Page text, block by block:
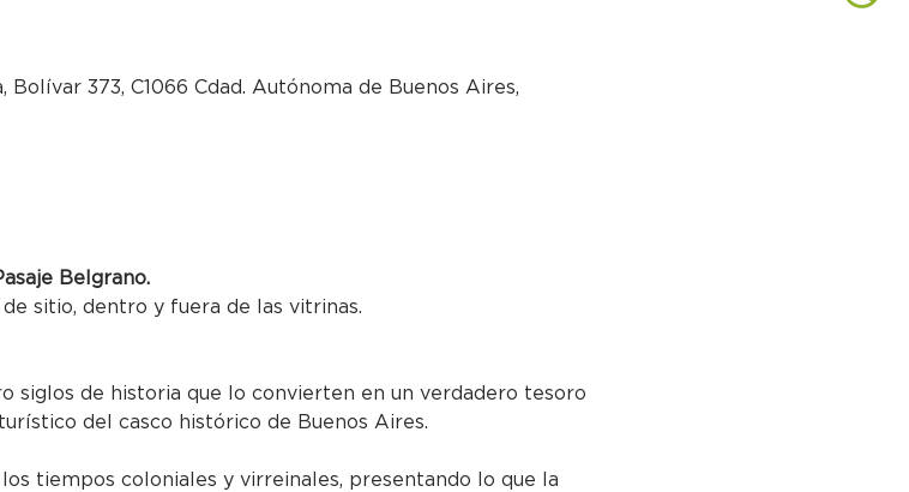
373, C1066 Cdad. Autónoma de Buenos Aires,
Belgrano.
sitio, dentro y fuera de las vitrinas.
siglos de historia que lo convierten en un verdadero tesoro
del casco histórico de Buenos Aires.
tiempos coloniales y virreinales, presentando lo que la